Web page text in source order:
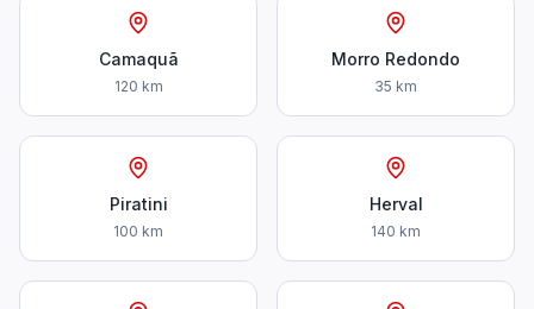
Camaquã
120 km
Morro Redondo
35 km
Piratini
100 km
Herval
140 km